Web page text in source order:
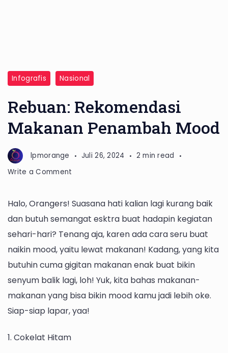
Infografis Nasional
Rebuan: Rekomendasi
Makanan Penambah Mood
lpmorange Juli 26, 2024
2 min read
Write a Comment
Makanan
Penambah
Mood
Halo, Orangers! Suasana hati kalian lagi kurang baik
dan butuh semangat esktra buat hadapin kegiatan
sehari-hari? Tenang aja, karen ada cara seru buat
naikin mood, yaitu lewat makanan! Kadang, yang kita
butuhin cuma gigitan makanan enak buat bikin
senyum balik lagi, loh! Yuk, kita bahas makanan-
makanan yang bisa bikin mood kamu jadi lebih oke.
Siap-siap lapar, yaa!
1. Cokelat Hitam